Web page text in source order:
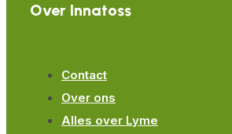
Over Innatoss
Contact
Over ons
Alles over Lyme